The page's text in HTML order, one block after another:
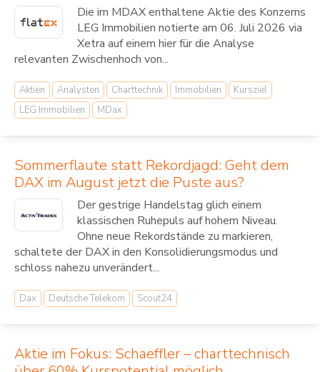
Die im MDAX enthaltene Aktie des Konzerns
LEG Immobilien notierte am 06. Juli 2026 via
Xetra auf einem hier für die Analyse
relevanten Zwischenhoch von...
Aktien Analysten Charttechnik Immobilien
Kursziel
LEG Immobilien
MDax
Sommerflaute statt Rekordjagd: Geht dem
DAX im August jetzt die Puste aus?
Der gestrige Handelstag glich einem
klassischen Ruhepuls auf hohem Niveau.
Ohne neue Rekordstände zu markieren,
schaltete der DAX in den Konsolidierungsmodus und
schloss nahezu unverändert...
Dax Deutsche Telekom Scout24
Aktie im Fokus: Schaeffler – charttechnisch